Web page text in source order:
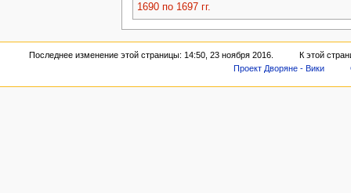
1690 по 1697 гг.
Последнее изменение этой страницы: 14:50, 23 ноября 2016.
К этой
Проект Дворяне - Вики